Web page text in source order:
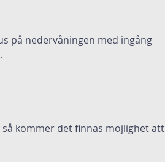
på nedervåningen med ingång
kommer det finnas möjlighet att